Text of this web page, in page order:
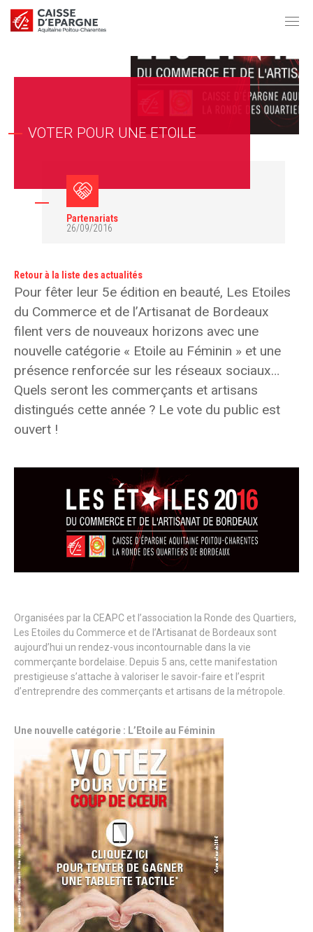
VOTER POUR UNE ETOILE
Partenariats
26/09/2016
Retour à la liste des actualités
Pour fêter leur 5e édition en beauté, Les Etoiles
du Commerce et de l’Artisanat de Bordeaux
filent vers de nouveaux horizons avec une
nouvelle catégorie « Etoile au Féminin » et une
présence renforcée sur les réseaux sociaux…
Quels seront les commerçants et artisans
distingués cette année ? Le vote du public est
ouvert !
Organisées par la CEAPC et l’association la Ronde des Quartiers,
Les Etoiles du Commerce et de l’Artisanat de Bordeaux sont
aujourd’hui un rendez-vous incontournable dans la vie
commerçante bordelaise. Depuis 5 ans, cette manifestation
prestigieuse s’attache à valoriser le savoir-faire et l’esprit
d’entreprendre des commerçants et artisans de la métropole.
Une nouvelle catégorie : L’Etoile au Féminin